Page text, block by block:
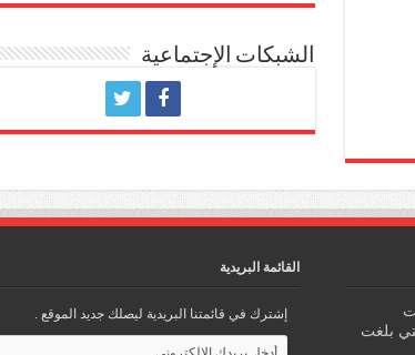
الشبكات الإجتماعية
بلغت
القائمة البريدية
إشترك في قائمتنا البريدية ليصلك جديد الموقع .